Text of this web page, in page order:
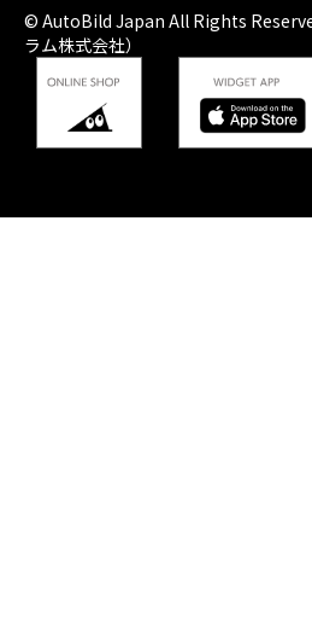
© AutoBild Japan All Rights
ラム株式会社）